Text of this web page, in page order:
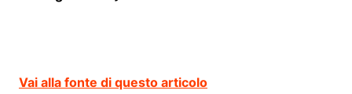
Vai alla fonte di questo articolo